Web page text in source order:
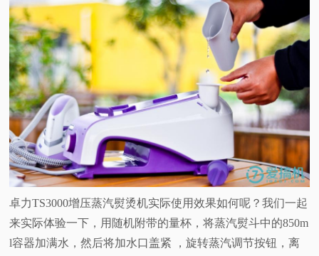
卓力TS3000增压蒸汽熨烫机实际使用效果如何呢？我们一起
来实际体验一下，用随机附带的量杯，将蒸汽熨斗中的850m
l容器加满水，然后将加水口盖紧 ，旋转蒸汽调节按钮，离